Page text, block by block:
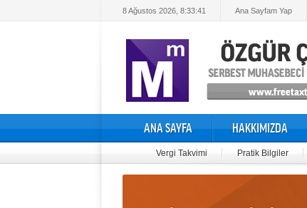
8 Ağustos 2026, 8:33:42 Ana Sayfam Yap
ANA SAYFA HAKKIMIZDA
Vergi Takvimi Pratik Bilgiler